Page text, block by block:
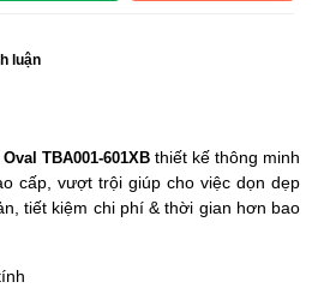
luận
TBA001-601XB thiết kế thông minh
cấp, vượt trội giúp cho việc dọn dẹp
tiết kiệm chi phí & thời gian hơn bao